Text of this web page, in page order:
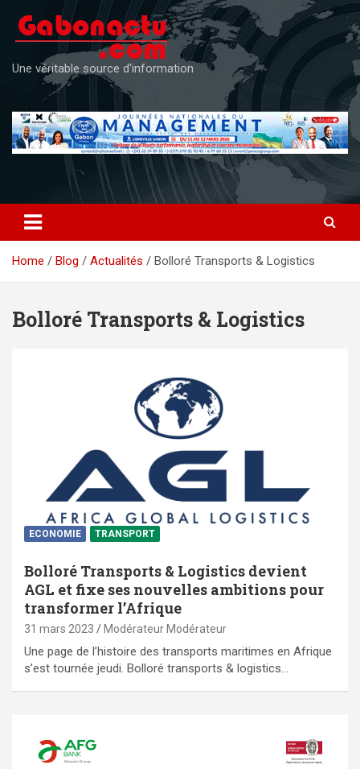
content
Une véritable source d'information
Home Blog Actualités Bolloré Transports & Logistics
Bolloré Transports & Logistics
ECONOMIE TRANSPORT
Bolloré Transports & Logistics devient
AGL et fixe ses nouvelles ambitions pour
transformer l’Afrique
31 mars 2023 Modérateur Modérateur
Une page de l’histoire des transports maritimes en Afrique
s’est tournée jeudi. Bolloré transports & logistics…